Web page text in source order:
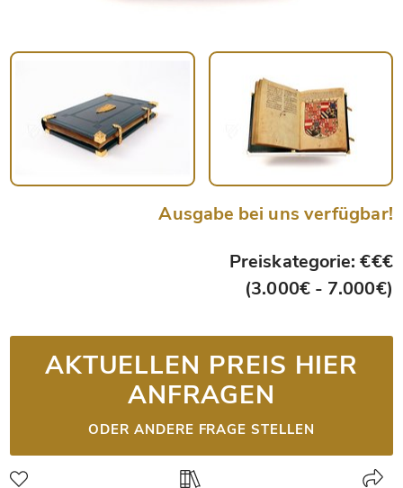
Ausgabe bei uns verfügbar!
Preiskategorie: €€€
(3.000€ - 7.000€)
AKTUELLEN PREIS HIER
ANFRAGEN
ODER ANDERE FRAGE STELLEN